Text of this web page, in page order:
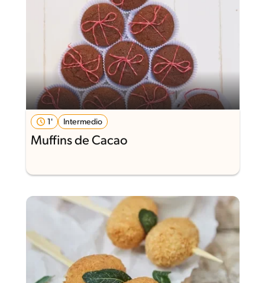
1' Intermedio
Muffins de Cacao